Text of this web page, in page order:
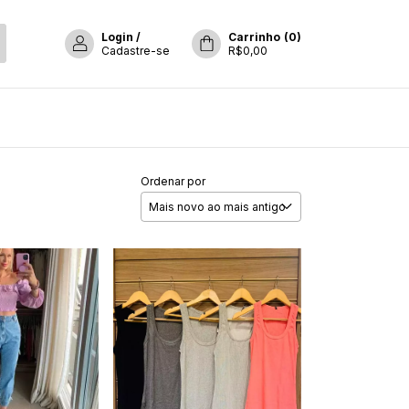
Login /
Cadastre-se
Carrinho (0)
R$0,00
Ordenar por